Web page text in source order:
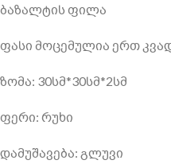
ბაზალტის ფილა
ფასი მოცემულია ერთ
ზომა: 30სმ*30სმ*2სმ
ფერი: რუხი
დამუშავება: გლუვი